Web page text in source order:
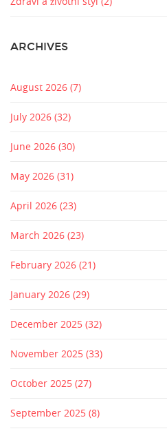
ARCHIVES
August 2026 (7)
July 2026 (32)
June 2026 (30)
May 2026 (31)
April 2026 (23)
March 2026 (23)
February 2026 (21)
January 2026 (29)
December 2025 (32)
November 2025 (33)
October 2025 (27)
September 2025 (8)